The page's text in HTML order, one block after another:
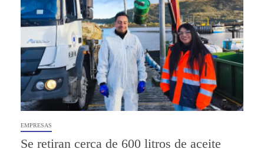
EMPRESAS
Se retiran cerca de 600 litros de aceite